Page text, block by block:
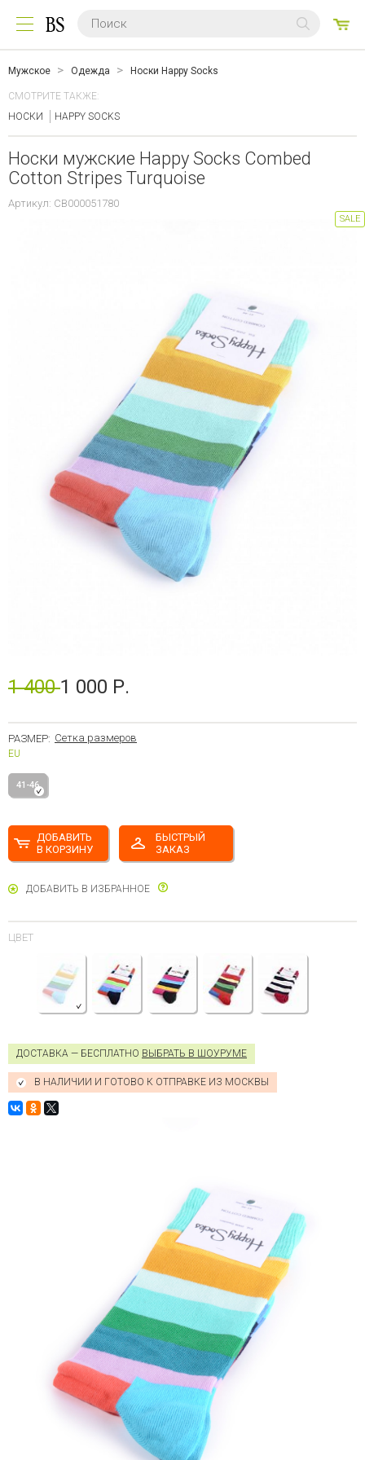
Мужское Одежда Носки Happy Socks
СМОТРИТЕ ТАКЖЕ:
НОСКИ
HAPPY SOCKS
Носки мужские Happy Socks Combed
Cotton Stripes Turquoise
Артикул: CB000051780
SALE
1 4001 000 Р.
РАЗМЕР: Сетка размеров
EU
41-46
ДОБАВИТЬ
В КОРЗИНУ
БЫСТРЫЙ
ЗАКАЗ
ДОБАВИТЬ В ИЗБРАННОЕ
ЦВЕТ
ДОСТАВКА — БЕСПЛАТНО ВЫБРАТЬ В ШОУРУМЕ
В НАЛИЧИИ И ГОТОВО К ОТПРАВКЕ ИЗ МОСКВЫ